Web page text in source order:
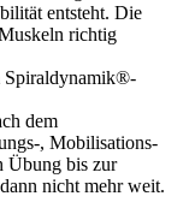
entsteht. Die
richtig
Spiraldynamik®-
dem
, Mobilisations-
Übung bis zur
nicht mehr weit.